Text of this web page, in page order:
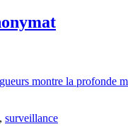
montre la profonde
, surveillance